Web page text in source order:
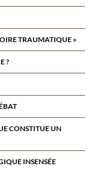
TRAUMATIQUE »
?
CONSTITUE UN
INSENSÉE